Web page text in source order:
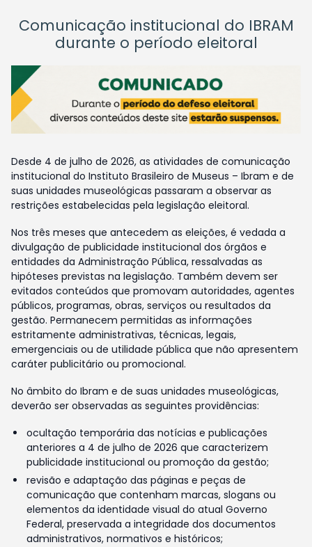
Comunicação institucional do IBRAM
durante o período eleitoral
Desde 4 de julho de 2026, as atividades de comunicação
institucional do Instituto Brasileiro de Museus – Ibram e de
suas unidades museológicas passaram a observar as
restrições estabelecidas pela legislação eleitoral.
Nos três meses que antecedem as eleições, é vedada a
divulgação de publicidade institucional dos órgãos e
entidades da Administração Pública, ressalvadas as
hipóteses previstas na legislação. Também devem ser
evitados conteúdos que promovam autoridades, agentes
públicos, programas, obras, serviços ou resultados da
gestão. Permanecem permitidas as informações
estritamente administrativas, técnicas, legais,
emergenciais ou de utilidade pública que não apresentem
caráter publicitário ou promocional.
No âmbito do Ibram e de suas unidades museológicas,
deverão ser observadas as seguintes providências:
ocultação temporária das notícias e publicações
anteriores a 4 de julho de 2026 que caracterizem
publicidade institucional ou promoção da gestão;
revisão e adaptação das páginas e peças de
comunicação que contenham marcas, slogans ou
elementos da identidade visual do atual Governo
Federal, preservada a integridade dos documentos
administrativos, normativos e históricos;